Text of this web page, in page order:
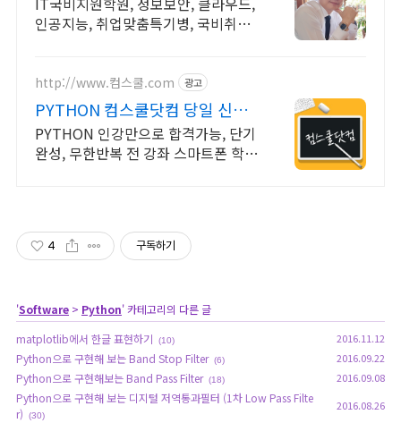
인공지능, 취업맞춤특기병, 국비취업
http://www.컴스쿨.com 광고
PYTHON 컴스쿨닷컴 당일 신청
&결제시 기프티콘!
PYTHON 인강만으로 합격가능, 단기
완성, 무한반복 전 강좌 스마트폰 학습
4 구독하기
'Software > Python' 카테고리의 다른 글
matplotlib에서 한글 표현하기
(10) 2016.11.12
Python으로 구현해 보는 Band Stop Filter (6) 2016.09.22
Python으로 구현해보는 Band Pass Filter (18) 2016.09.08
Python으로 구현해 보는 디지털 저역통과필터 (1차 Low Pass Filte
r)
(30)
2016.08.26